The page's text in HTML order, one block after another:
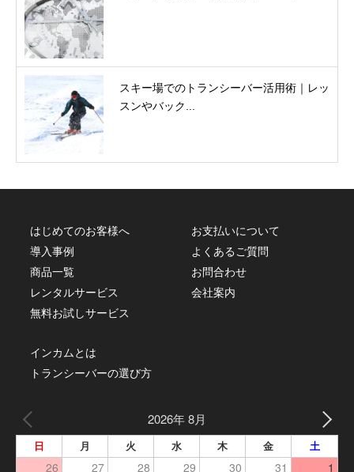
スキー場でのトランシーバー活用術｜レッ
スンやバック...
はじめてのお客様へ
導入事例
商品一覧
レンタルサービス
無料お試しサービス
お支払いについて
よくあるご質問
お問合わせ
会社案内
インカムとは
トランシーバーの選び方
2026年 8月
日 月 火 水 木 金 土
26 27 28 29 30 31 1